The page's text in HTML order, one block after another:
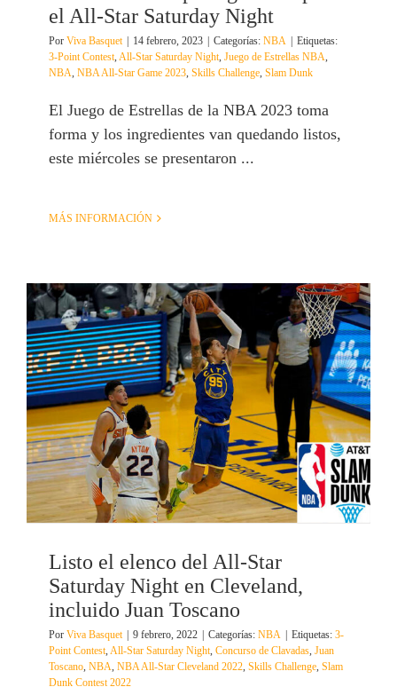
el All-Star Saturday Night
Por Viva Basquet | 14 febrero, 2023 | Categorías: NBA | Etiquetas:
3-Point Contest All-Star Saturday Night Juego de Estrellas NBA
NBA NBA All-Star Game 2023 Skills Challenge Slam Dunk
El Juego de Estrellas de la NBA 2023 toma
forma y los ingredientes van quedando listos,
este miércoles se presentaron ...
MÁS INFORMACIÓN
Listo el elenco del All-Star
Saturday Night en Cleveland,
incluido Juan Toscano
Por Viva Basquet | 9 febrero, 2022 | Categorías: NBA | Etiquetas: 3-
Point Contest All-Star Saturday Night Concurso de Clavadas Juan
Toscano NBA NBA All-Star Cleveland 2022 Skills Challenge Slam
Dunk Contest 2022